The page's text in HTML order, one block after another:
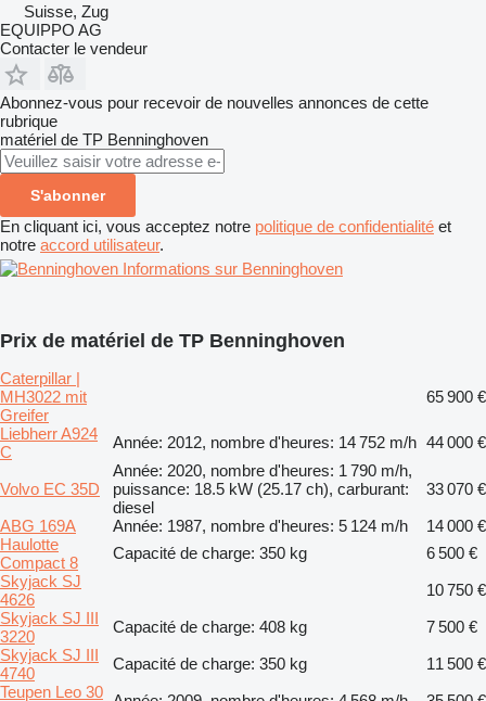
Suisse, Zug
EQUIPPO AG
Contacter le vendeur
Abonnez-vous pour recevoir de nouvelles annonces de cette
rubrique
matériel de TP Benninghoven
S'abonner
En cliquant ici, vous acceptez notre politique de confidentialité et
notre accord utilisateur.
Informations sur Benninghoven
Prix de matériel de TP Benninghoven
Caterpillar |
MH3022 mit
Greifer
65 900 €
Liebherr A924
C
Année: 2012, nombre d'heures: 14 752 m/h 44 000 €
Volvo EC 35D
Année: 2020, nombre d'heures: 1 790 m/h,
puissance: 18.5 kW (25.17 ch), carburant:
diesel
33 070 €
ABG 169A
Année: 1987, nombre d'heures: 5 124 m/h
14 000 €
Haulotte
Compact 8
Capacité de charge: 350 kg
6 500 €
Skyjack SJ
4626
10 750 €
Skyjack SJ III
3220
Capacité de charge: 408 kg
7 500 €
Skyjack SJ III
4740
Capacité de charge: 350 kg
11 500 €
Teupen Leo 30